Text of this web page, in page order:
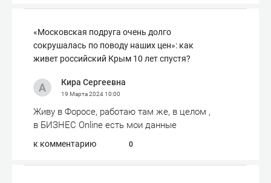
«Московская подруга очень долго
сокрушалась по поводу наших цен»: как
живет российский Крым 10 лет спустя?
Кира Сергеевна
19 Марта 202410:00
Живу в Форосе, работаю там же, в целом ,
в БИЗНЕС Online есть мои данные
к комментарию 0